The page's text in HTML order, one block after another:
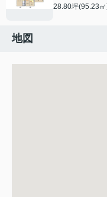
28.80坪(95.23
地図